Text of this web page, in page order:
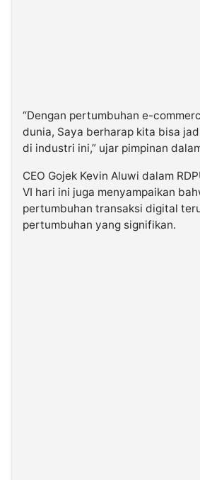
“Dengan pertumbuhan e-
dunia, Saya berharap kita bisa
di industri ini,” ujar pimpinan
CEO Gojek Kevin Aluwi dalam
VI hari ini juga menyampaikan
pertumbuhan transaksi digital
pertumbuhan yang signifikan.